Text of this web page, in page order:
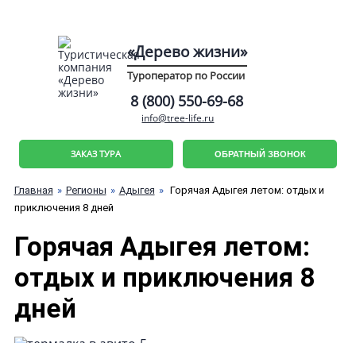
«Дерево жизни»
Туроператор по России
ЗАКАЗ ТУРА ОБРАТНЫЙ ЗВОНОК
8 (800) 550-69-68
info@tree-life.ru
Главная Регионы Адыгея
Горячая Адыгея летом: отдых и
приключения 8 дней
Горячая Адыгея летом:
отдых и приключения 8
дней